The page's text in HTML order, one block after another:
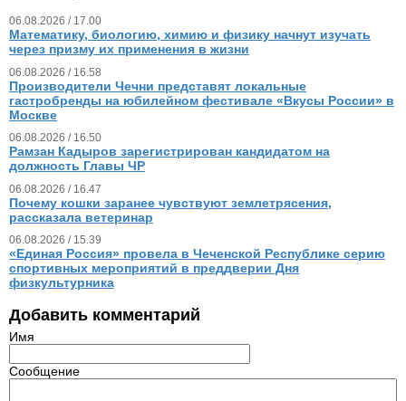
06.08.2026 / 17.00
Математику, биологию, химию и физику начнут изучать
через призму их применения в жизни
06.08.2026 / 16.58
Производители Чечни представят локальные
гастробренды на юбилейном фестивале «Вкусы России» в
Москве
06.08.2026 / 16.50
Рамзан Кадыров зарегистрирован кандидатом на
должность Главы ЧР
06.08.2026 / 16.47
Почему кошки заранее чувствуют землетрясения,
рассказала ветеринар
06.08.2026 / 15.39
«Единая Россия» провела в Чеченской Республике серию
спортивных мероприятий в преддверии Дня
физкультурника
Добавить комментарий
Имя
Сообщение